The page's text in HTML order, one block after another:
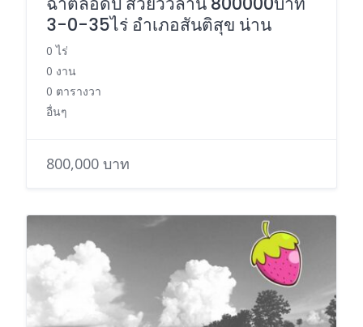
3-0-35ไร่ อำเภอสันติสุข น่าน
0 ไร่
0 งาน
0 ตารางวา
อื่นๆ
800,000 บาท